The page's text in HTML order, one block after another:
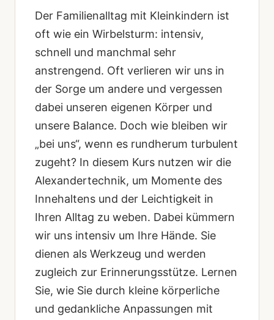
Der Familienalltag mit Kleinkindern ist
oft wie ein Wirbelsturm: intensiv,
schnell und manchmal sehr
anstrengend. Oft verlieren wir uns in
der Sorge um andere und vergessen
dabei unseren eigenen Körper und
unsere Balance. Doch wie bleiben wir
„bei uns“, wenn es rundherum turbulent
zugeht? In diesem Kurs nutzen wir die
Alexandertechnik, um Momente des
Innehaltens und der Leichtigkeit in
Ihren Alltag zu weben. Dabei kümmern
wir uns intensiv um Ihre Hände. Sie
dienen als Werkzeug und werden
zugleich zur Erinnerungsstütze. Lernen
Sie, wie Sie durch kleine körperliche
und gedankliche Anpassungen mit